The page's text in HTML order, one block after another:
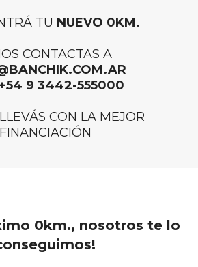
TU NUEVO 0KM.
CONTACTAS A
+54 9 3442-555000
CON LA MEJOR
FINANCIACIÓN
0km., nosotros te lo